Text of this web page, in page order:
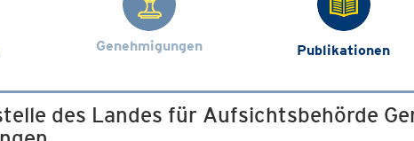
Genehmigungen Publikationen
des Landes für Aufsichtsbehörde